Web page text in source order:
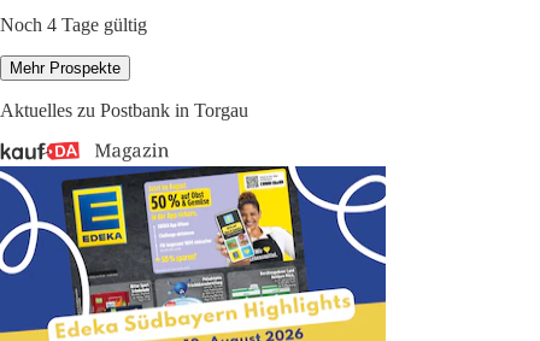
Noch 4 Tage gültig
Mehr Prospekte
Aktuelles zu Postbank in Torgau